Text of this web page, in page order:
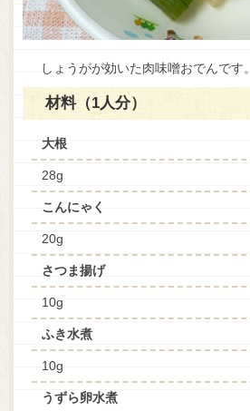
しょうがが効いた肉味噌おでんです。
材料（1人分）
大根
28g
こんにゃく
20g
さつま揚げ
10g
ふき水煮
10g
うずら卵水煮